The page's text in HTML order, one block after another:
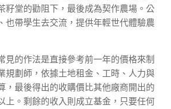
籽堂的勸阻下，最後成為契作農場。公
也帶學生去交流，提供年輕世代體驗農
見的作法是直接參考前一年的價格來制
規劃師，依據土地租金、工時、人力與
，最後得出的收購價比其他廠商開出的
上。剩餘的收入則成立基金，只要任何